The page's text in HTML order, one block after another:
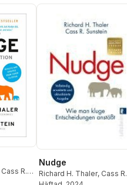
Cass R.
Nudge
Richard H. Thaler, Cass R.